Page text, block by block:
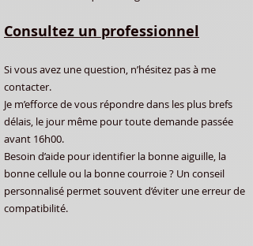
Consultez un professionnel
Si vous avez une question, n’hésitez pas à me
contacter.
Je m’efforce de vous répondre dans les plus brefs
délais, le jour même pour toute demande passée
avant 16h00.
Besoin d’aide pour identifier la bonne aiguille, la
bonne cellule ou la bonne courroie ? Un conseil
personnalisé permet souvent d’éviter une erreur de
compatibilité.